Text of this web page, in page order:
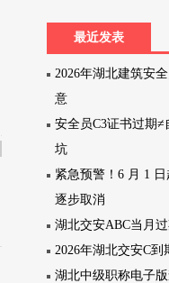
最近发表
2026年湖北建筑安
意
安全员C3证书过期
坑
紧急预警！6 月 1
逐步取消
湖北交安ABC当月
2026年湖北交安C
湖北中级职称电子